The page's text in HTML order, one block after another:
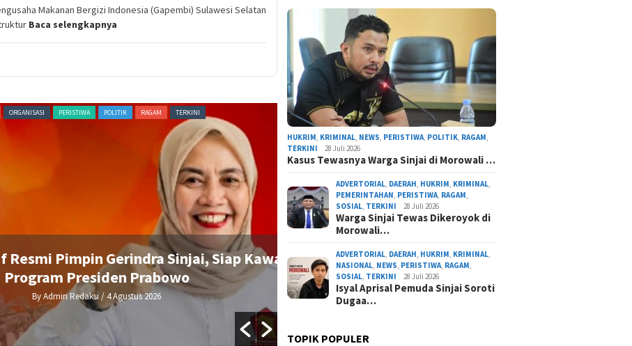
Makanan Bergizi Indonesia (Gapembi) Sulawesi Selatan
Baca selengkapnya
PERISTIWA POLITIK RAGAM TERKINI
Pimpin Gerindra Sinjai, Siap Kawal
Presiden Prabowo
Admin Redaksi/ 4 Agustus 2026
NEWS
DEMA UIAD Serahkan Petisi Kenaikan Dana
Ormawa, Wakil Rektor III Siap Bawa ke
By Admin Redaksi
HUKRIM, KRIMINAL, NEWS, PERISTIWA, POLITIK, RAGAM,
TERKINI
28 Juli 2026
Kasus Tewasnya Warga Sinjai di Morowali …
ADVERTORIAL, DAERAH, HUKRIM, KRIMINAL,
PEMERINTAHAN, PERISTIWA, RAGAM,
SOSIAL, TERKINI 28 Juli 2026
Warga Sinjai Tewas Dikeroyok di
Morowali…
ADVERTORIAL, DAERAH, HUKRIM, KRIMINAL,
NASIONAL, NEWS, PERISTIWA, RAGAM,
SOSIAL, TERKINI 28 Juli 2026
Isyal Aprisal Pemuda Sinjai Soroti
Dugaa…
TOPIK POPULER